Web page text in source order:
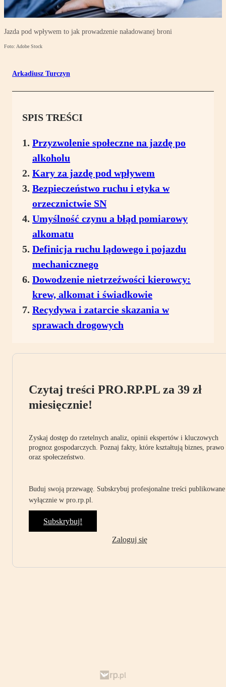
Jazda pod wpływem to jak prowadzenie naładowanej broni
Foto: Adobe Stock
Arkadiusz Turczyn
SPIS TREŚCI
Przyzwolenie społeczne na jazdę po
alkoholu
Kary za jazdę pod wpływem
Bezpieczeństwo ruchu i etyka w
orzecznictwie SN
Umyślność czynu a błąd pomiarowy
alkomatu
Definicja ruchu lądowego i pojazdu
mechanicznego
Dowodzenie nietrzeźwości kierowcy:
krew, alkomat i świadkowie
Recydywa i zatarcie skazania w
sprawach drogowych
Czytaj treści PRO.RP.PL za 39 zł
miesięcznie!
Zyskaj dostęp do rzetelnych analiz, opinii ekspertów i kluczowych
prognoz gospodarczych. Poznaj fakty, które kształtują biznes, prawo
oraz społeczeństwo.
Buduj swoją przewagę. Subskrybuj profesjonalne treści publikowane
wyłącznie w pro.rp.pl.
Subskrybuj!
Zaloguj się